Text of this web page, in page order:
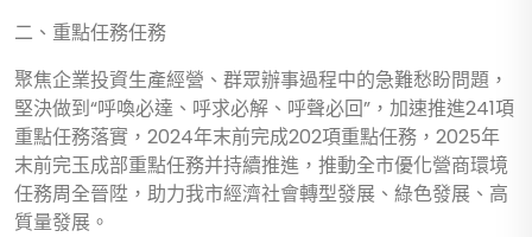
二、重點任務任務
聚焦企業投資生產經營、群眾辦事過程中的急難愁盼問題，
堅決做到“呼喚必達、呼求必解、呼聲必回”，加速推進241項
重點任務落實，2024年末前完成202項重點任務，2025年
末前完玉成部重點任務并持續推進，推動全市優化營商環境
任務周全晉陞，助力我市經濟社會轉型發展、綠色發展、高
質量發展。